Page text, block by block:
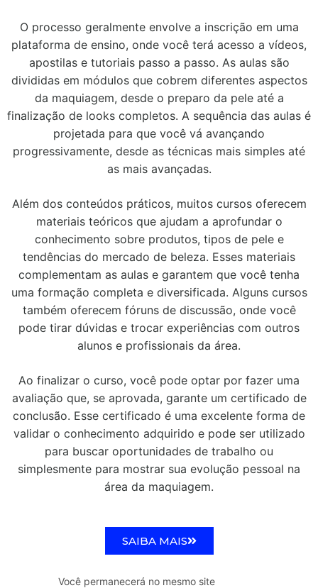
O processo geralmente envolve a inscrição em uma
plataforma de ensino, onde você terá acesso a vídeos,
apostilas e tutoriais passo a passo. As aulas são
divididas em módulos que cobrem diferentes aspectos
da maquiagem, desde o preparo da pele até a
finalização de looks completos. A sequência das aulas é
projetada para que você vá avançando
progressivamente, desde as técnicas mais simples até
as mais avançadas.
Além dos conteúdos práticos, muitos cursos oferecem
materiais teóricos que ajudam a aprofundar o
conhecimento sobre produtos, tipos de pele e
tendências do mercado de beleza. Esses materiais
complementam as aulas e garantem que você tenha
uma formação completa e diversificada. Alguns cursos
também oferecem fóruns de discussão, onde você
pode tirar dúvidas e trocar experiências com outros
alunos e profissionais da área.
Ao finalizar o curso, você pode optar por fazer uma
avaliação que, se aprovada, garante um certificado de
conclusão. Esse certificado é uma excelente forma de
validar o conhecimento adquirido e pode ser utilizado
para buscar oportunidades de trabalho ou
simplesmente para mostrar sua evolução pessoal na
área da maquiagem.
SAIBA MAIS
Você permanecerá no mesmo site